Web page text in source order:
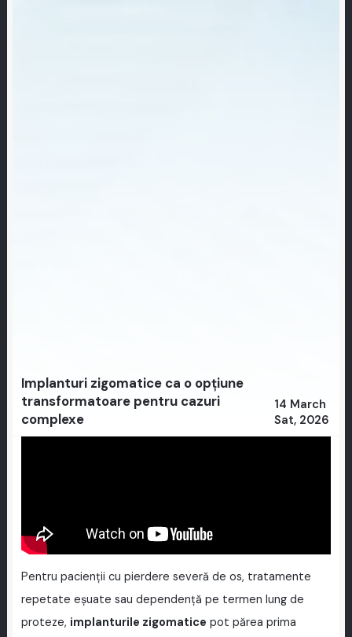
Implanturi zigomatice ca o opțiune
transformatoare pentru cazuri
complexe
14 March
Sat, 2026
Pentru pacienții cu pierdere severă de os, tratamente
repetate eșuate sau dependență pe termen lung de
proteze, implanturile zigomatice pot părea prima